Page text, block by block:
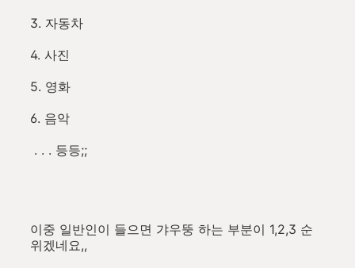
3. 자동차
4. 사진
5. 영화
6. 음악
. . . 등등;;
이중 일반인이 들으면 갸우뚱 하는 부분이 1,2,3 순
위겠네요,,